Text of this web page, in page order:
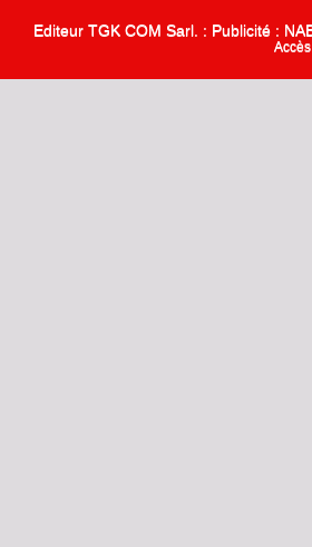
Editeur TGK COM Sarl. : Publicité :